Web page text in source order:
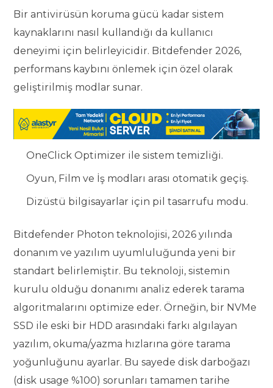
Bir antivirüsün koruma gücü kadar sistem
kaynaklarını nasıl kullandığı da kullanıcı
deneyimi için belirleyicidir. Bitdefender 2026,
performans kaybını önlemek için özel olarak
geliştirilmiş modlar sunar.
OneClick Optimizer ile sistem temizliği.
Oyun, Film ve İş modları arası otomatik geçiş.
Dizüstü bilgisayarlar için pil tasarrufu modu.
Bitdefender Photon teknolojisi, 2026 yılında
donanım ve yazılım uyumluluğunda yeni bir
standart belirlemiştir. Bu teknoloji, sistemin
kurulu olduğu donanımı analiz ederek tarama
algoritmalarını optimize eder. Örneğin, bir NVMe
SSD ile eski bir HDD arasındaki farkı algılayan
yazılım, okuma/yazma hızlarına göre tarama
yoğunluğunu ayarlar. Bu sayede disk darboğazı
(disk usage %100) sorunları tamamen tarihe